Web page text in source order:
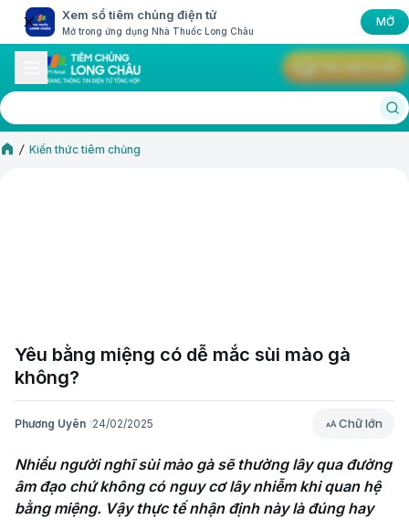
Xem sổ tiêm chủng điện tử
Mở trong ứng dụng Nhà Thuốc Long Châu
MỞ
Kiến thức tiêm chủng
Yêu bằng miệng có dễ mắc sùi mào gà
không?
Phương Uyên 24/02/2025 Chữ lớn
Nhiều người nghĩ sùi mào gà sẽ thường lây qua đường
âm đạo chứ không có nguy cơ lây nhiễm khi quan hệ
bằng miệng. Vậy thực tế nhận định này là đúng hay